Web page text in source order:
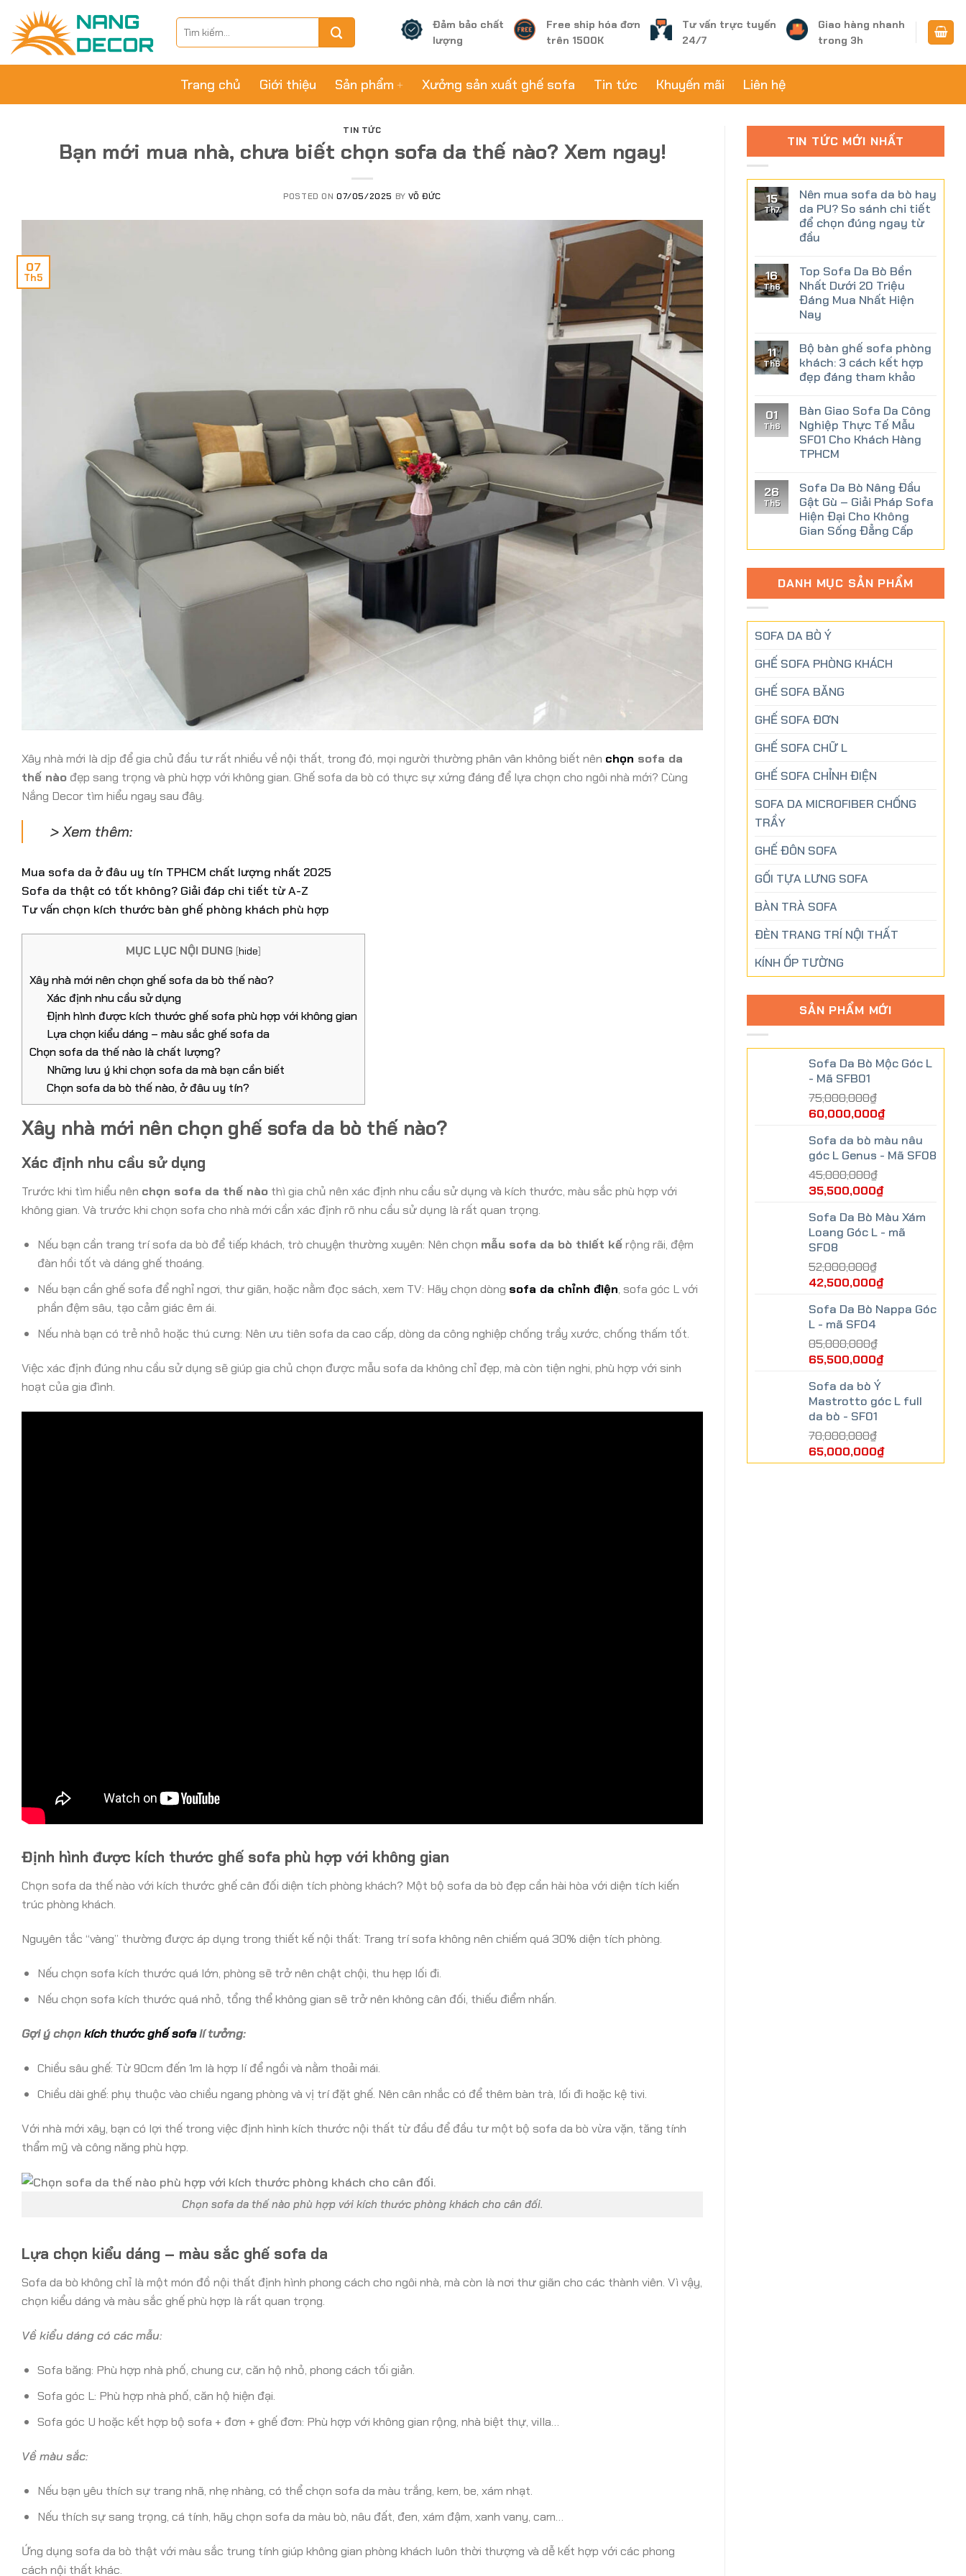
content
Tìm
kiếm:
Đảm bảo chất
lượng
Free ship hóa đơn
trên 1500K
Tư vấn trực tuyến
24/7
Giao hàng nhanh
trong 3h
Trang chủ Giới thiệu Sản phẩm Xưởng sản xuất ghế sofa Tin tức Khuyến mãi Liên hệ
TIN TỨC
Bạn mới mua nhà, chưa biết chọn sofa da thế nào? Xem ngay!
POSTED ON07/05/2025 BYVÕ ĐỨC
07
Th5
Xây nhà mới là dịp để gia chủ đầu tư rất nhiều về nội thất, trong đó, mọi người thường phân vân không biết nên chọn sofa da
thế nào đẹp sang trọng và phù hợp với không gian. Ghế sofa da bò có thực sự xứng đáng để lựa chọn cho ngôi nhà mới? Cùng
Nắng Decor tìm hiểu ngay sau đây.
> Xem thêm:
Mua sofa da ở đâu uy tín TPHCM chất lượng nhất 2025
Sofa da thật có tốt không? Giải đáp chi tiết từ A-Z
Tư vấn chọn kích thước bàn ghế phòng khách phù hợp
MỤC LỤC NỘI DUNG [hide]
Xây nhà mới nên chọn ghế sofa da bò thế nào?
Xác định nhu cầu sử dụng
Định hình được kích thước ghế sofa phù hợp với không gian
Lựa chọn kiểu dáng – màu sắc ghế sofa da
Chọn sofa da thế nào là chất lượng?
Những lưu ý khi chọn sofa da mà bạn cần biết
Chọn sofa da bò thế nào, ở đâu uy tín?
Xây nhà mới nên chọn ghế sofa da bò thế nào?
Xác định nhu cầu sử dụng
Trước khi tìm hiểu nên chọn sofa da thế nào thì gia chủ nên xác định nhu cầu sử dụng và kích thước, màu sắc phù hợp với
không gian. Và trước khi chọn sofa cho nhà mới cần xác định rõ nhu cầu sử dụng là rất quan trọng.
Nếu bạn cần trang trí sofa da bò để tiếp khách, trò chuyện thường xuyên: Nên chọn mẫu sofa da bò thiết kếrộng rãi, đệm
đàn hồi tốt và dáng ghế thoáng.
Nếu bạn cần ghế sofa để nghỉ ngơi, thư giãn, hoặc nằm đọc sách, xem TV: Hãy chọn dòng sofa da chỉnh điện, sofa góc L với
phần đệm sâu, tạo cảm giác êm ái.
Nếu nhà bạn có trẻ nhỏ hoặc thú cưng: Nên ưu tiên sofa da cao cấp, dòng da công nghiệp chống trầy xước, chống thấm tốt.
Việc xác định đúng nhu cầu sử dụng sẽ giúp gia chủ chọn được mẫu sofa da không chỉ đẹp, mà còn tiện nghi, phù hợp với sinh
hoạt của gia đình.
Định hình được kích thước ghế sofa phù hợp với không gian
Chọn sofa da thế nào với kích thước ghế cân đối diện tích phòng khách? Một bộ sofa da bò đẹp cần hài hòa với diện tích kiến
trúc phòng khách.
Nguyên tắc “vàng” thường được áp dụng trong thiết kế nội thất: Trang trí sofa không nên chiếm quá 30% diện tích phòng.
Nếu chọn sofa kích thước quá lớn, phòng sẽ trở nên chật chội, thu hẹp lối đi.
Nếu chọn sofa kích thước quá nhỏ, tổng thể không gian sẽ trở nên không cân đối, thiếu điểm nhấn.
Gợi ý chọnkích thước ghế sofalí tưởng:
Chiều sâu ghế: Từ 90cm đến 1m là hợp lí để ngồi và nằm thoải mái.
Chiều dài ghế: phụ thuộc vào chiều ngang phòng và vị trí đặt ghế. Nên cân nhắc có để thêm bàn trà, lối đi hoặc kệ tivi.
Với nhà mới xây, bạn có lợi thế trong việc định hình kích thước nội thất từ đầu để đầu tư một bộ sofa da bò vừa vặn, tăng tính
thẩm mỹ và công năng phù hợp.
Chọn sofa da thế nào phù hợp với kích thước phòng khách cho cân đối.
Lựa chọn kiểu dáng – màu sắc ghế sofa da
Sofa da bò không chỉ là một món đồ nội thất định hình phong cách cho ngôi nhà, mà còn là nơi thư giãn cho các thành viên. Vì vậy,
chọn kiểu dáng và màu sắc ghế phù hợp là rất quan trọng.
Về kiểu dáng có các mẫu:
Sofa băng: Phù hợp nhà phố, chung cư, căn hộ nhỏ, phong cách tối giản.
Sofa góc L: Phù hợp nhà phố, căn hộ hiện đại.
Sofa góc U hoặc kết hợp bộ sofa + đơn + ghế đơn: Phù hợp với không gian rộng, nhà biệt thự, villa…
Về màu sắc:
Nếu bạn yêu thích sự trang nhã, nhẹ nhàng, có thể chọn sofa da màu trắng, kem, be, xám nhạt.
Nếu thích sự sang trọng, cá tính, hãy chọn sofa da màu bò, nâu đất, đen, xám đậm, xanh vany, cam…
Ứng dụng sofa da bò thật với màu sắc trung tính giúp không gian phòng khách luôn thời thượng và dễ kết hợp với các phong
cách nội thất khác.
TIN TỨC MỚI NHẤT
15
Th7
Nên mua sofa da bò hay
da PU? So sánh chi tiết
để chọn đúng ngay từ
đầu
16
Th6
Top Sofa Da Bò Bền
Nhất Dưới 20 Triệu
Đáng Mua Nhất Hiện
Nay
11
Th6
Bộ bàn ghế sofa phòng
khách: 3 cách kết hợp
đẹp đáng tham khảo
01
Th6
Bàn Giao Sofa Da Công
Nghiệp Thực Tế Mẫu
SF01 Cho Khách Hàng
TPHCM
26
Th5
Sofa Da Bò Nâng Đầu
Gật Gù – Giải Pháp Sofa
Hiện Đại Cho Không
Gian Sống Đẳng Cấp
DANH MỤC SẢN PHẨM
SOFA DA BÒ Ý
GHẾ SOFA PHÒNG KHÁCH
GHẾ SOFA BĂNG
GHẾ SOFA ĐƠN
GHẾ SOFA CHỮ L
GHẾ SOFA CHỈNH ĐIỆN
SOFA DA MICROFIBER CHỐNG
TRẦY
GHẾ ĐÔN SOFA
GỐI TỰA LƯNG SOFA
BÀN TRÀ SOFA
ĐÈN TRANG TRÍ NỘI THẤT
KÍNH ỐP TƯỜNG
SẢN PHẨM MỚI
Sofa Da Bò Mộc Góc L
- Mã SFB01
75,000,000₫
60,000,000₫
Sofa da bò màu nâu
góc L Genus - Mã SF08
45,000,000₫
35,500,000₫
Sofa Da Bò Màu Xám
Loang Góc L - mã
SF08
52,000,000₫
42,500,000₫
Sofa Da Bò Nappa Góc
L - mã SF04
85,000,000₫
65,500,000₫
Sofa da bò Ý
Mastrotto góc L full
da bò - SF01
70,000,000₫
65,000,000₫